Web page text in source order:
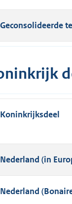
Geconsolideerde
Koninkrijksdeel
Nederland (in
Nederland